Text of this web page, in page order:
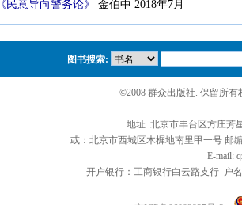
《民意导向警务论》
金伯中 2018年7月
图书搜索:
©2008 群众出版社. 保留所有
地址: 北京市丰台区方庄芳
或：北京市西城区木樨地南里甲一号 邮
E-mail:
开户银行：工商银行白云路支行 户